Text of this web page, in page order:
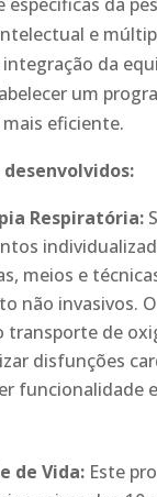
e
da
um
eficiente.
Respiratória:
meios e
não invasivos.
transporte de
disfunções
funcionalidade
de Vida: Este